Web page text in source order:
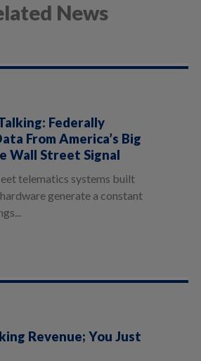
News
Federally
From America’s Big
Wall Street Signal
telematics systems built
generate a constant
Revenue; You Just